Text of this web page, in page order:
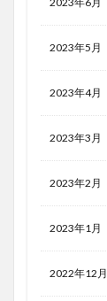
2023年5月
2023年4月
2023年3月
2023年2月
2023年1月
2022年12月